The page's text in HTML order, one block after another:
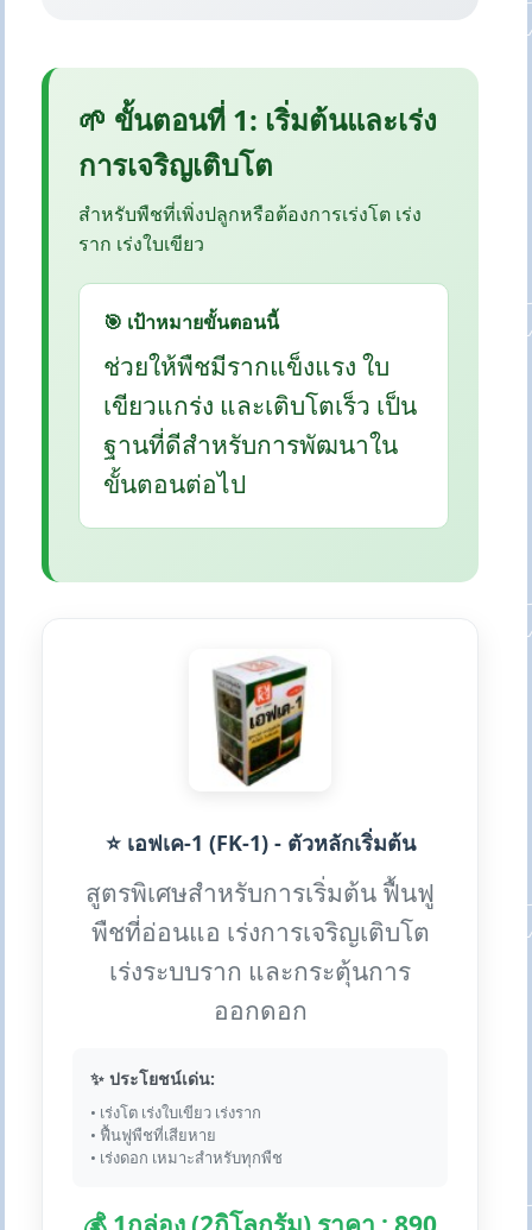
🌱 ขั้นตอนที่ 1: เริ่มต้นและเร่ง
การเจริญเติบโต
สำหรับพืชที่เพิ่งปลูกหรือต้องการเร่งโต เร่ง
ราก เร่งใบเขียว
🎯 เป้าหมายขั้นตอนนี้
ช่วยให้พืชมีรากแข็งแรง ใบ
เขียวแกร่ง และเติบโตเร็ว เป็น
ฐานที่ดีสำหรับการพัฒนาใน
ขั้นตอนต่อไป
⭐ เอฟเค-1 (FK-1) - ตัวหลักเริ่มต้น
สูตรพิเศษสำหรับการเริ่มต้น ฟื้นฟู
พืชที่อ่อนแอ เร่งการเจริญเติบโต
เร่งระบบราก และกระตุ้นการ
ออกดอก
✨ ประโยชน์เด่น:
• เร่งโต เร่งใบเขียว เร่งราก
• ฟื้นฟูพืชที่เสียหาย
• เร่งดอก เหมาะสำหรับทุกพืช